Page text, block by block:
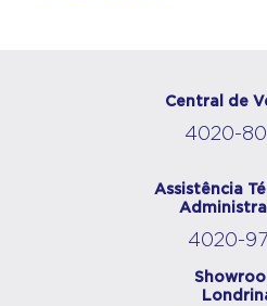
Central de
4020-
Assistência
4020-